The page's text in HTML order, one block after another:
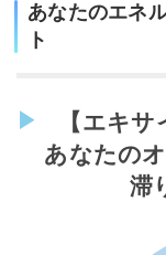
あなたのエネ
ト
【エキ
あなたの
滞